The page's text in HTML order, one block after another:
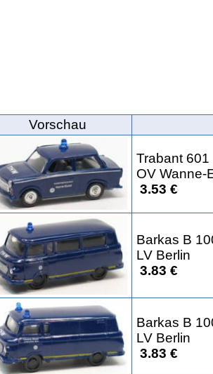
Vorschau
Trabant 601
OV Wanne-
3.53 €
Barkas B
LV Berlin
3.83 €
Barkas B
LV Berlin
3.83 €